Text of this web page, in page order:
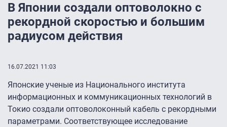
В Японии создали оптоволокно с
рекордной скоростью и большим
радиусом действия
16.07.2021 11:03
Японские ученые из Национального института
информационных и коммуникационных технологий в
Токио создали оптоволоконный кабель с рекордными
параметрами. Соответствующее исследование